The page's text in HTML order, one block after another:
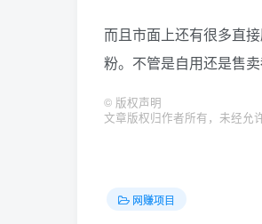
而且市面上还有很多直
粉。不管是自用还是售
© 版权声明
文章版权归作者所有，未经允
网赚项目